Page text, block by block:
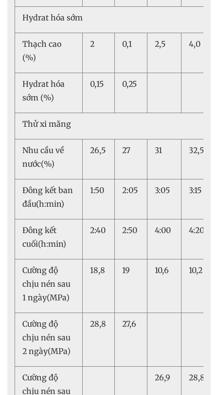
Hydrat hóa sớm
Thạch cao
(%)
2 0,1 2,5 4,0
Hydrat hóa
sớm (%)
0,15 0,25
Thử xi măng
Nhu cầu về
nước(%)
26,5 27 31 32,5
Đông kết ban
đầu(h:min)
1:50 2:05 3:05 3:15
Đông kết
cuối(h:min)
2:40 2:50 4:00 4:20
Cường độ
chịu nén sau
1 ngày(MPa)
18,8 19 10,6 10,2
Cường độ
chịu nén sau
2 ngày(MPa)
28,8 27,6
Cường độ
chịu nén sau
26,9 28,8